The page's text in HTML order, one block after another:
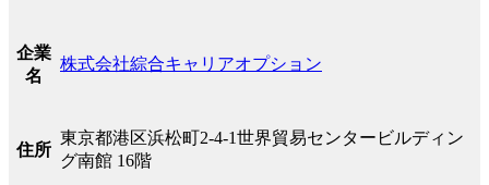
企業
名
株式会社綜合キャリアオプション
住所
東京都港区浜松町2-4-1世界貿易センタービルディン
グ南館 16階